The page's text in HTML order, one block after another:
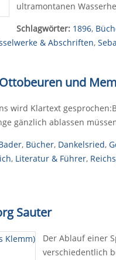
ultramontanen
Schlagwörter: 1896,
& Abschriften,
und
wird Klartext
gänzlich ablassen
, Bücher, Dankelsried,
, Literatur & Führer,
Sauter
Der Ablauf einer
verschiedentlich